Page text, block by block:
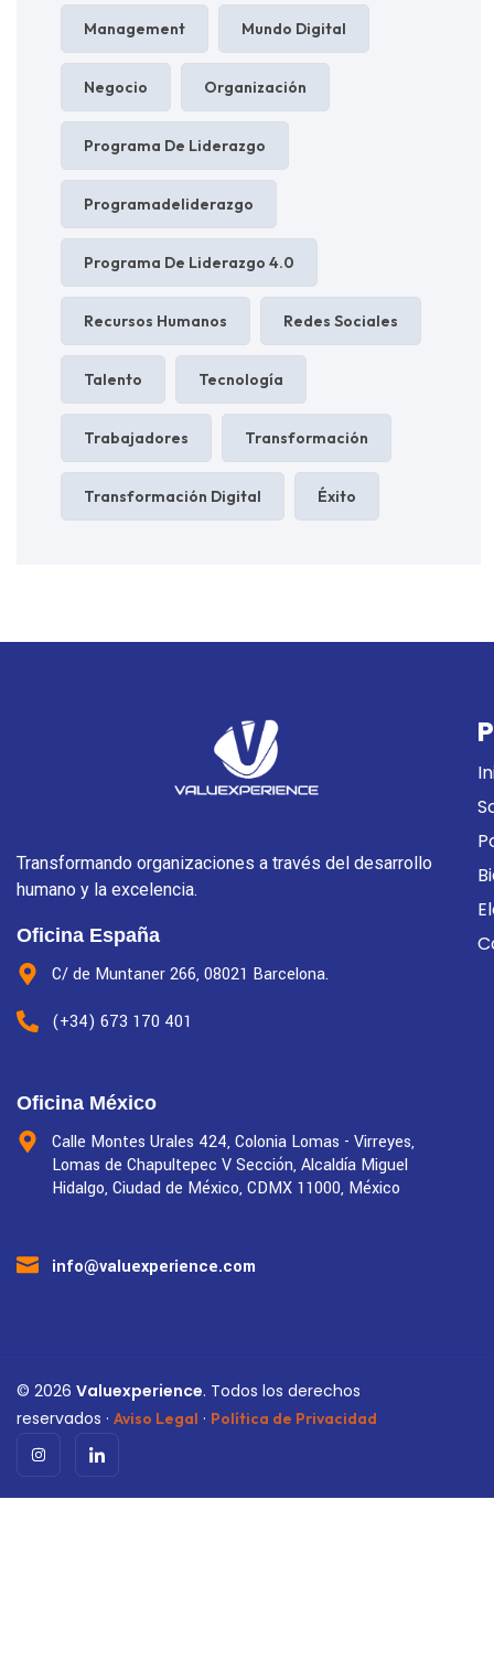
Management Mundo Digital
Negocio Organización
Programa De Liderazgo
Programadeliderazgo
Programa De Liderazgo 4.0
Recursos Humanos Redes Sociales
Talento Tecnología
Trabajadores Transformación
Transformación Digital Éxito
Transformando organizaciones a través del desarrollo
humano y la excelencia.
Oficina España
C/ de Muntaner 266, 08021 Barcelona.
(+34) 673 170 401
Oficina México
Calle Montes Urales 424, Colonia Lomas - Virreyes,
Lomas de Chapultepec V Sección, Alcaldía Miguel
Hidalgo, Ciudad de México, CDMX 11000, México
info@valuexperience.com
© 2026 Valuexperience. Todos los derechos
reservados · Aviso Legal · Política de Privacidad